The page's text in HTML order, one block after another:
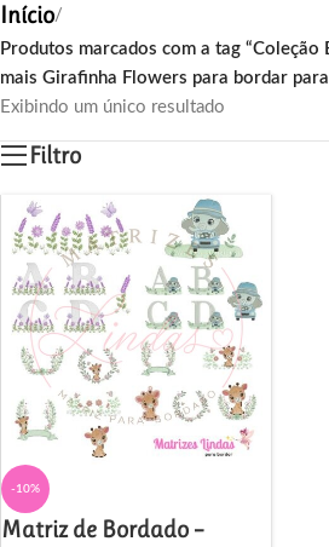
Início/
Produtos marcados com a tag
mais Girafinha Flowers para bordar
Exibindo um único resultado
Filtro
-10%
Matriz de Bordado –